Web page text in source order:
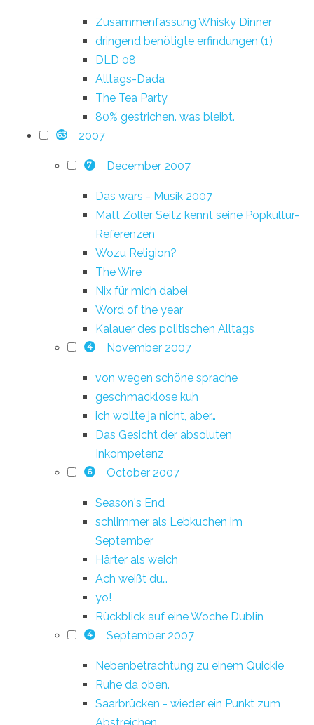
Zusammenfassung Whisky Dinner
dringend benötigte erfindungen (1)
DLD 08
Alltags-Dada
The Tea Party
80% gestrichen. was bleibt.
63 2007
7 December 2007
Das wars - Musik 2007
Matt Zoller Seitz kennt seine Popkultur-
Referenzen
Wozu Religion?
The Wire
Nix für mich dabei
Word of the year
Kalauer des politischen Alltags
4 November 2007
von wegen schöne sprache
geschmacklose kuh
ich wollte ja nicht, aber…
Das Gesicht der absoluten
Inkompetenz
6 October 2007
Season's End
schlimmer als Lebkuchen im
September
Härter als weich
Ach weißt du…
yo!
Rückblick auf eine Woche Dublin
4 September 2007
Nebenbetrachtung zu einem Quickie
Ruhe da oben.
Saarbrücken - wieder ein Punkt zum